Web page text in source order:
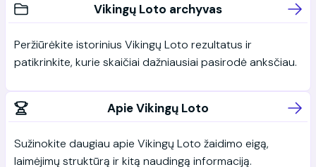
Vikingų Loto archyvas
Peržiūrėkite istorinius Vikingų Loto rezultatus ir
patikrinkite, kurie skaičiai dažniausiai pasirodė anksčiau.
Apie Vikingų Loto
Sužinokite daugiau apie Vikingų Loto žaidimo eigą,
laimėjimų struktūrą ir kitą naudingą informaciją.